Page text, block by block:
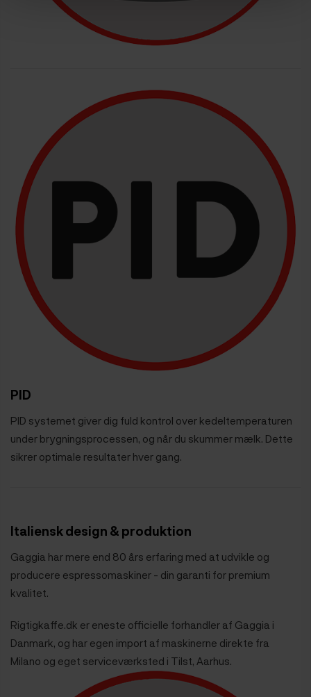
PID
PID systemet giver dig fuld kontrol over kedeltemperaturen
under brygningsprocessen, og når du skummer mælk. Dette
sikrer optimale resultater hver gang.
Italiensk design & produktion
Gaggia har mere end 80 års erfaring med at udvikle og
producere espressomaskiner - din garanti for premium
kvalitet.
Rigtigkaffe.dk er eneste officielle forhandler af Gaggia i
Danmark, og har egen import af maskinerne direkte fra
Milano og eget serviceværksted i Tilst, Aarhus.